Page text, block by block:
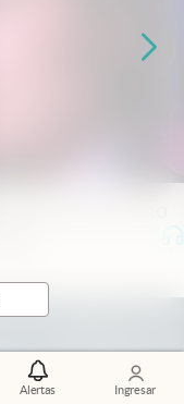
Alertas Ingresar
a 2027: cómo